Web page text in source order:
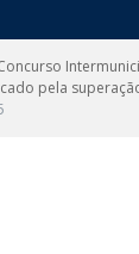
pela